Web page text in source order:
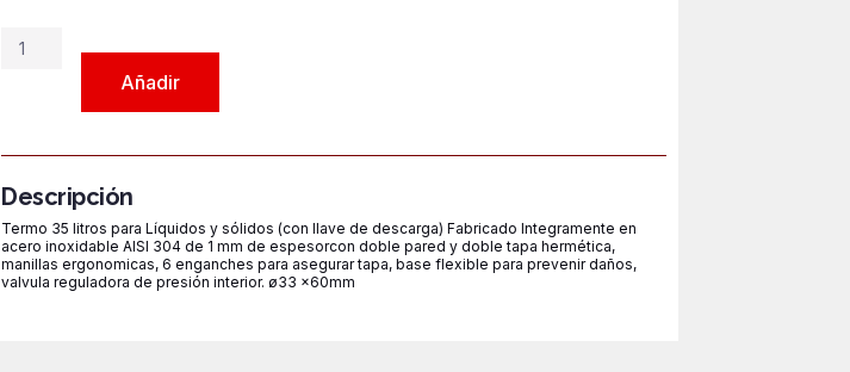
Termo
CFD35L
cantidad
Añadir
Descripción
Termo 35 litros para Líquidos y sólidos (con llave de descarga) Fabricado Integramente en
acero inoxidable AISI 304 de 1 mm de espesorcon doble pared y doble tapa hermética,
manillas ergonomicas, 6 enganches para asegurar tapa, base flexible para prevenir daños,
valvula reguladora de presión interior. ø33 x60mm